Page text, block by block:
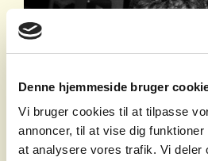
Denne hjemmeside bruger
Vi bruger cookies til at tilpasse
annoncer, til at vise dig
at analysere vores trafik. Vi deler